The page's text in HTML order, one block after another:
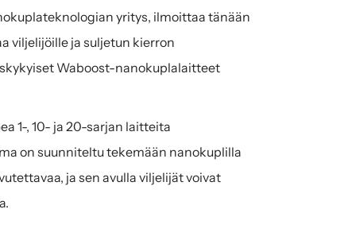
yritys, ilmoittaa tänään
viljelijöille ja suljetun kierron
Waboost-nanokuplalaitteet
1-, 10- ja 20-sarjan laitteita
on suunniteltu tekemään nanokuplilla
ja sen avulla viljelijät voivat